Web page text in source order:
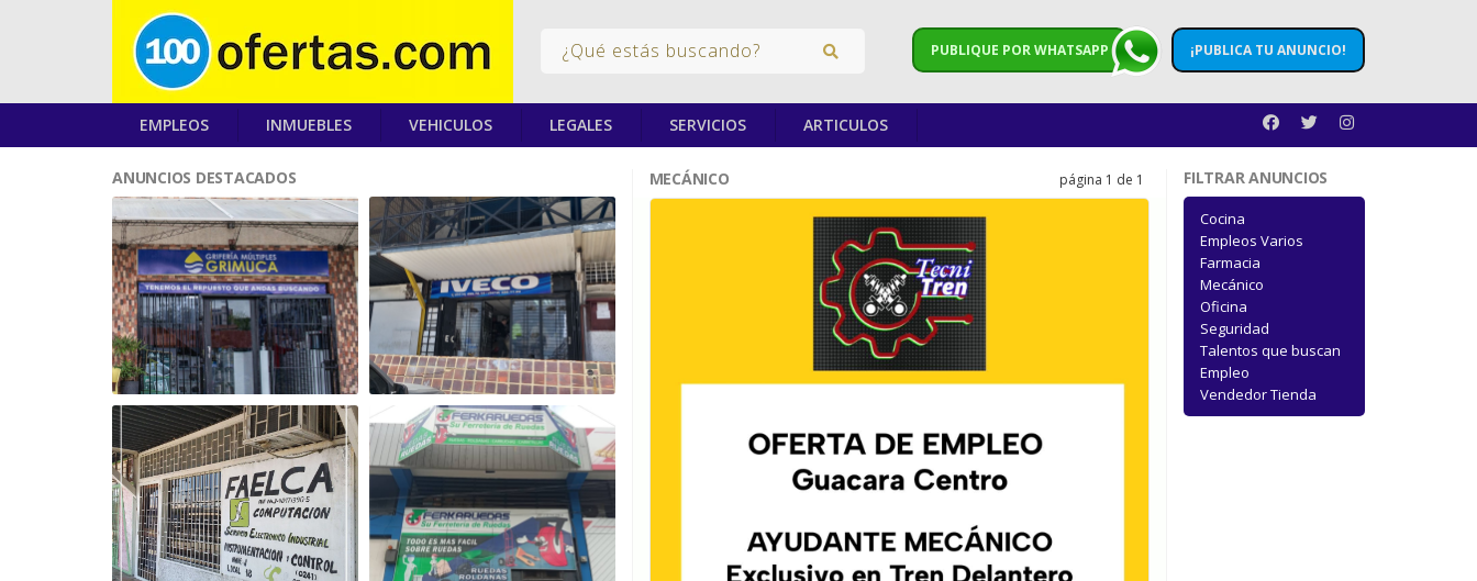
¡PUBLICA TU ANUNCIO!
PUBLIQUE POR WHATSAPP
EMPLEOS INMUEBLES VEHICULOS LEGALES SERVICIOS ARTICULOS
ANUNCIOS DESTACADOS MECÁNICO página 1 de 1 FILTRAR ANUNCIOS
Cocina
Empleos Varios
Farmacia
Mecánico
Oficina
Seguridad
Talentos que buscan
Empleo
Vendedor Tienda